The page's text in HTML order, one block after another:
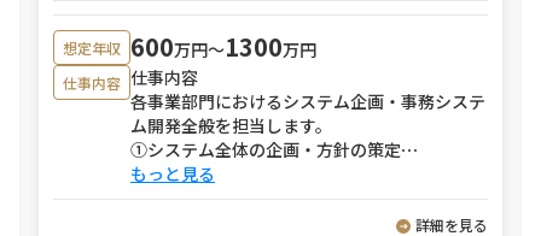
想定年収 600万円〜1300万円
仕事内容 仕事内容
各事業部門におけるシステム企画・事務システ
ム開発全般を担当します。
①システム全体の企画・方針の策定⋯
もっと見る
詳細を見る